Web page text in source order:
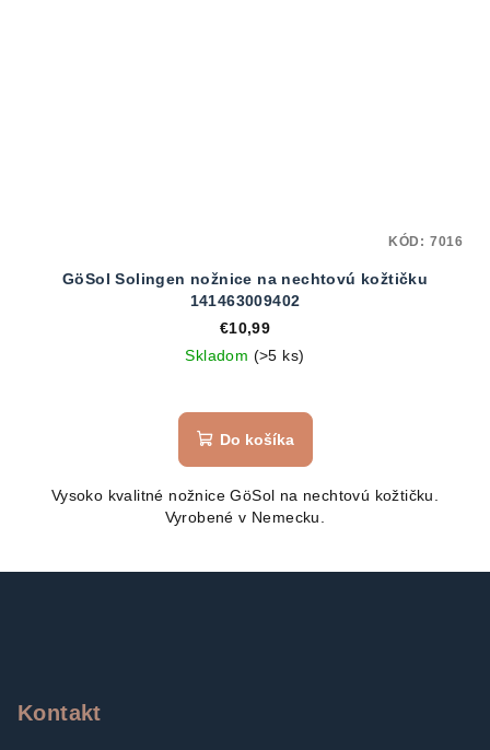
GöSol Solingen nožnice na nechtovú kožtičku
141463009402
€10,99
Skladom (>5 ks)
Do košíka
Vysoko kvalitné nožnice GöSol na nechtovú kožtičku.
Vyrobené v Nemecku.
KÓD: 7016
Kontakt